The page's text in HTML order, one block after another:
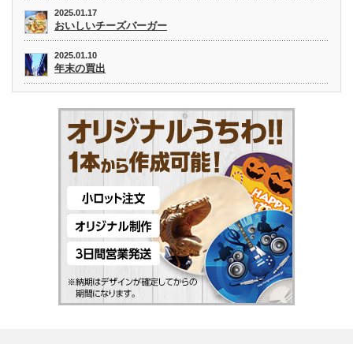
2025.01.17
おいしいチーズバーガー
2025.01.10
年末の買出